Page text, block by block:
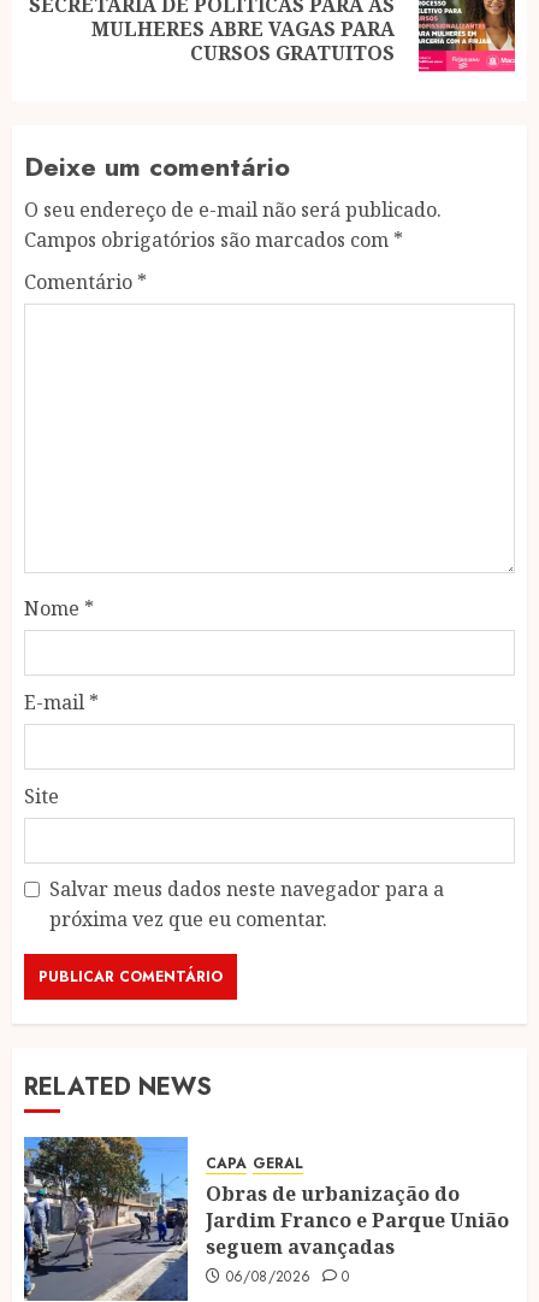
Next
MULHERES ABRE VAGAS PARA
CURSOS GRATUITOS
Deixe um comentário
O seu endereço de e-mail não será publicado.
Campos obrigatórios são marcados com *
Comentário *
Nome *
E-mail *
Site
Salvar meus dados neste navegador para a
próxima vez que eu comentar.
RELATED NEWS
CAPA GERAL
Obras de urbanização do
Jardim Franco e Parque União
seguem avançadas
06/08/2026 0